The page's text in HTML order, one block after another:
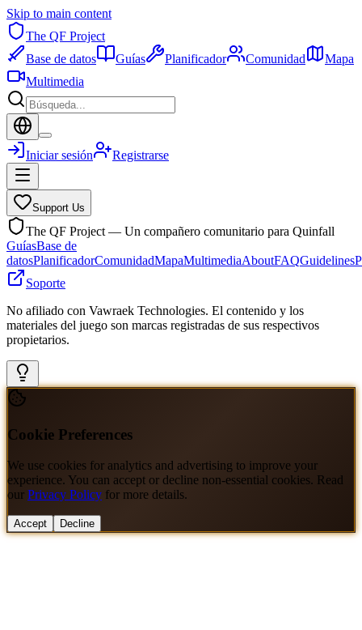
Skip to main content
The QF Project
Base de datos
Guías Planificador Comunidad
Mapa
Multimedia
Iniciar sesión Registrarse
Support Us
The QF Project — Un compañero comunitario para Quinfall
GuíasBase de
datosPlanificadorComunidadMapaMultimediaAboutFAQGuidelines
Soporte
No afiliado con Vawraek Technologies. El contenido y los
materiales del juego son marcas registradas de sus respectivos
propietarios.
Cookie Preferences
We use cookies for analytics and advertising to improve your
experience. You can accept or decline non-essential cookies. Read
our Privacy Policy for more details.
Accept Decline